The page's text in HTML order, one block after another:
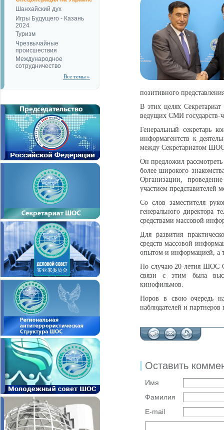
Шанхайский дух
Игры Будущего - Казань
2024
Туризм
Чрезвычайные
происшествия
Международное
сотрудничество
Все темы »
позитивного
В этих целях
ведущих СМИ государств-
Генеральный секретарь
информагентств к
между Секретариатом
Он предложил
более широкого
Организации,
участием представителей
Со слов заместителя
генерального директора
средствами массовой
Для развития
средств массовой
опытом и информацией, а
По случаю 20-летия ШОС
связи с этим была
кинофильмов.
Норов в свою очередь
наблюдателей и
Оставить
Имя
Фамилия
E-mail